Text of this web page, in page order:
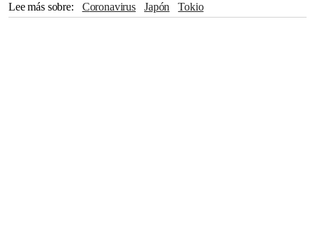
Lee más sobre
Coronavirus Japón Tokio